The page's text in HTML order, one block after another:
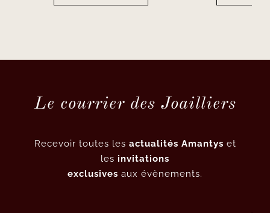
Le courrier des Joailliers
Recevoir toutes les actualités Amantys et
les invitations
exclusives aux évènements.